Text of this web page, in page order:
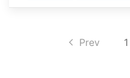
Prev 1